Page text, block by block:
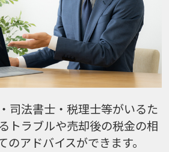
司法書士・税理士等がいるた
トラブルや売却後の税金の相
のアドバイスができます。